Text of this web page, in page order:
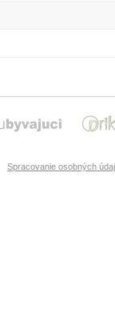
Spracovanie osobných